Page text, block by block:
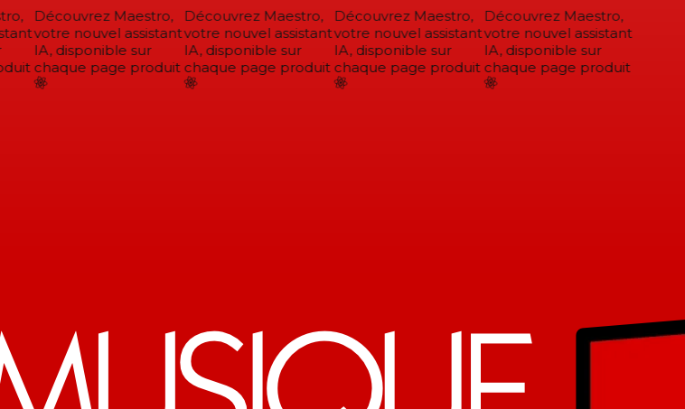
Découvrez Maestro,
votre nouvel assistant
IA, disponible sur
chaque page produit
Découvrez Maestro,
votre nouvel assistant
IA, disponible sur
chaque page produit
Découvrez Maestro,
votre nouvel assistant
IA, disponible sur
chaque page produit
Découvrez Maestro,
votre nouvel assistant
IA, disponible sur
chaque page produit